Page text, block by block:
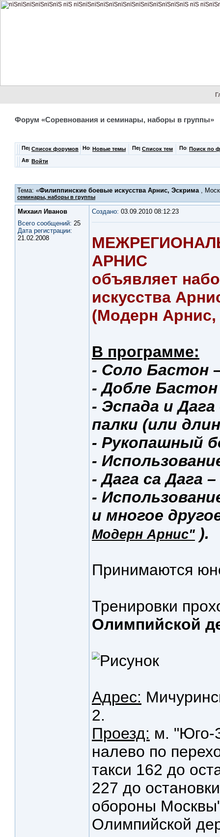
Форум «Соревнования и семинары, наборы в группы»
Список форумов Новые темы Список тем Поиск по
Войти
Тема: «Филиппинские боевые искусства Арнис, Эскрима,
семинары, наборы в группы
Михаил Иванов
Всего сообщений: 25
Дата регистрации:
21.02.2008
Создано: 03.09.2010 08:12:23
АРНИС
объявляет
искусства
(Модерн
В программе:
- Соло Бастон
- Добле Бастон
- Эспада и
палки (или
- Рукопашный
-
- Дага са Дага
-
и многое
Модерн Арнис" ).
Принимаются
Тренировки
Олимпийской
Адрес:
2.
Проезд: м. "Юго-
налево по
такси 162 до
227 до
обороны
Олимпийской